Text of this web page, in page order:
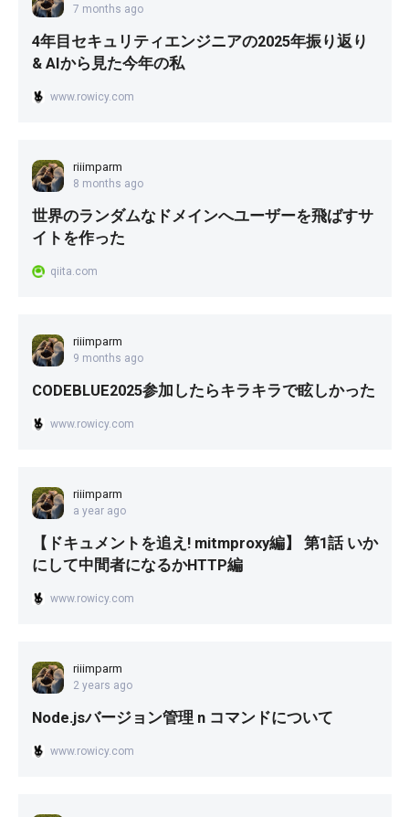
7 months ago
4年目セキュリティエンジニアの2025年振り返り
& AIから見た今年の私
www.rowicy.com
riiimparm
8 months ago
世界のランダムなドメインへユーザーを飛ばすサ
イトを作った
qiita.com
riiimparm
9 months ago
CODEBLUE2025参加したらキラキラで眩しかった
www.rowicy.com
riiimparm
a year ago
【ドキュメントを追え! mitmproxy編】 第1話 いか
にして中間者になるかHTTP編
www.rowicy.com
riiimparm
2 years ago
Node.jsバージョン管理 n コマンドについて
www.rowicy.com